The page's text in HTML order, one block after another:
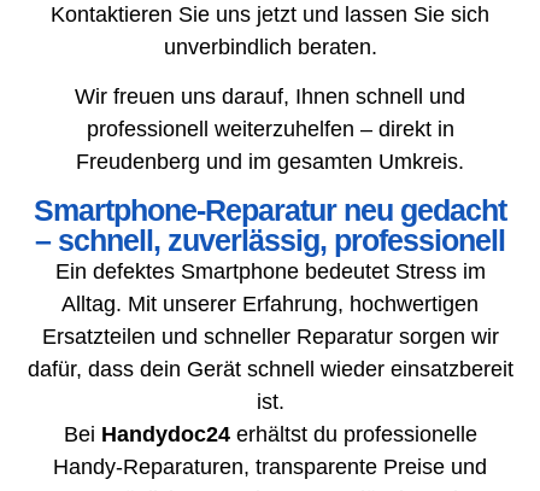
Kontaktieren Sie uns jetzt und lassen Sie sich
unverbindlich beraten.
Wir freuen uns darauf, Ihnen schnell und
professionell weiterzuhelfen – direkt in
Freudenberg und im gesamten Umkreis.
Smartphone-Reparatur neu gedacht
– schnell, zuverlässig, professionell
Ein defektes Smartphone bedeutet Stress im
Alltag. Mit unserer Erfahrung, hochwertigen
Ersatzteilen und schneller Reparatur sorgen wir
dafür, dass dein Gerät schnell wieder einsatzbereit
ist.
Bei Handydoc24erhältst du professionelle
Handy-Reparaturen, transparente Preise und